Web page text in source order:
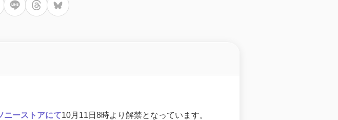
ニーストアにて10月11日8時より解禁となっています。